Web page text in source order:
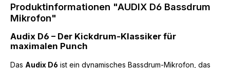
Produktinformationen "AUDIX D6 Bassdrum
Mikrofon"
Audix D6 – Der Kickdrum-Klassiker für
maximalen Punch
Das Audix D6 ist ein dynamisches Bassdrum-Mikrofon, das